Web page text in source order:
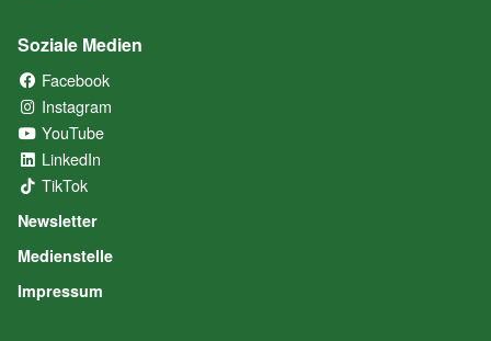
Soziale Medien
Facebook
Instagram
YouTube
LinkedIn
TikTok
Newsletter
Medienstelle
Impressum